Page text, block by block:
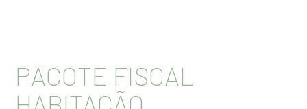
PACOTE FISCAL